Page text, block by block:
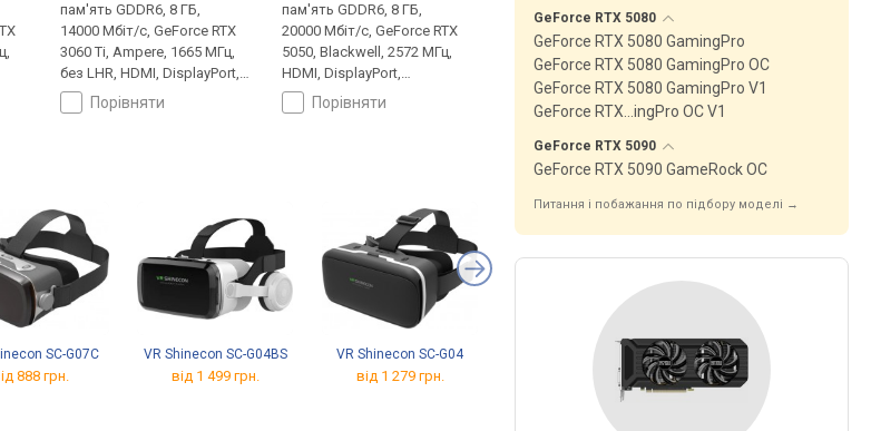
пам'ять GDDR6, 8 ГБ,
14000 Мбіт/с, GeForce RTX
3060 Ti, Ampere, 1665 МГц,
без LHR, HDMI, DisplayPort,
підсвічування, 8 pin, 200 Вт
порівняти
пам'ять GDDR6, 8 ГБ,
20000 Мбіт/с, GeForce RTX
5050, Blackwell, 2572 МГц,
HDMI, DisplayPort,
підсвічування, 8 pin, 130 Вт
порівняти
пам'ять GDDR6, 8 ГБ,
14000 Мбіт/с, GeForce RTX
3060 Ti, Ampere, 1695 МГц,
LHR, HDMI, DisplayPort,
підсвічування, 8 pin, 200 Вт
порівняти
28000 Мбіт/с,
5060, Blackwell, 2535
HDMI, DisplayPort,
підсвічування, 8 pin,
SC-G07C
888 грн.
VR Shinecon SC-G04BS
від 1 499 грн.
VR Shinecon SC-G04
від 1 279 грн.
VR Shinecon G18EB
від 1 789 грн.
VR Shinecon G04
від 1 009 грн.
GeForce RTX 5080
GeForce RTX 5080 GamingPro
GeForce RTX 5080 GamingPro OC
GeForce RTX 5080 GamingPro V1
GeForce RTX…ingPro OC V1
GeForce RTX 5090
GeForce RTX 5090 GameRock OC
Питання і побажання по підбору моделі →